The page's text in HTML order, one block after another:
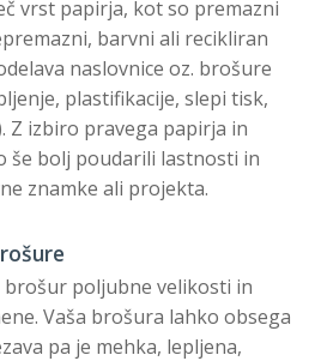
vrst papirja, kot so premazni
barvni ali recikliran
naslovnice oz. brošure
plastifikacije, slepi tisk,
Z izbiro pravega papirja in
še bolj poudarili lastnosti in
znamke ali projekta.
poljubne velikosti in
Vaša brošura lahko obsega
pa je mehka, lepljena,